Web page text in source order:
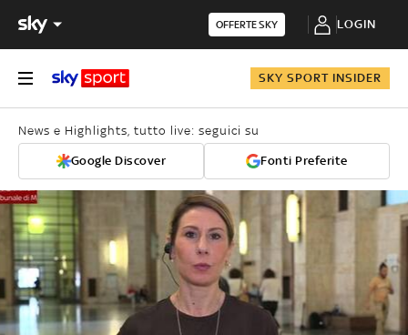
OFFERTE SKY LOGIN
SKY SPORT INSIDER
News e Highlights, tutto live: seguici su
Google Discover Fonti Preferite